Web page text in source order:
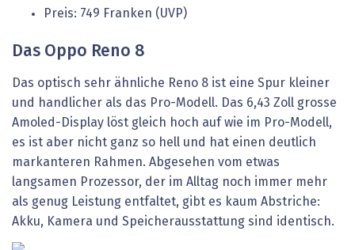
Preis: 749 Franken (UVP)
Das Oppo Reno 8
Das optisch sehr ähnliche Reno 8 ist eine Spur kleiner
und handlicher als das Pro-Modell. Das 6,43 Zoll grosse
Amoled-Display löst gleich hoch auf wie im Pro-Modell,
es ist aber nicht ganz so hell und hat einen deutlich
markanteren Rahmen. Abgesehen vom etwas
langsamen Prozessor, der im Alltag noch immer mehr
als genug Leistung entfaltet, gibt es kaum Abstriche:
Akku, Kamera und Speicherausstattung sind identisch.